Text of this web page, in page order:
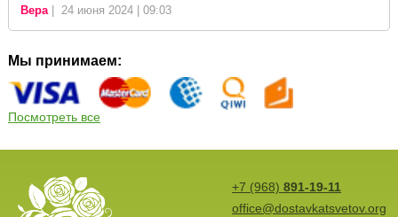
Вера| 24 июня 2024 | 09:03
Мы принимаем:
Посмотреть все
+7 (968) 891-19-11
office@dostavkatsvetov.org